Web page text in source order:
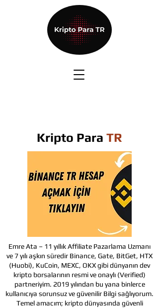
Kripto Para TR
Emre Ata – 11 yıllık Affiliate Pazarlama Uzmanı
ve 7 yılı aşkın süredir Binance, Gate, BitGet, HTX
(Huobi), KuCoin, MEXC, OKX gibi dünyanın dev
kripto borsalarının resmi ve onaylı (Verified)
partneriyim. 2019 yılından bu yana binlerce
kullanıcıya sorunsuz ve güvenilir Bilgi sağlıyorum.
Temel amacım; kripto dünyasında güvenli